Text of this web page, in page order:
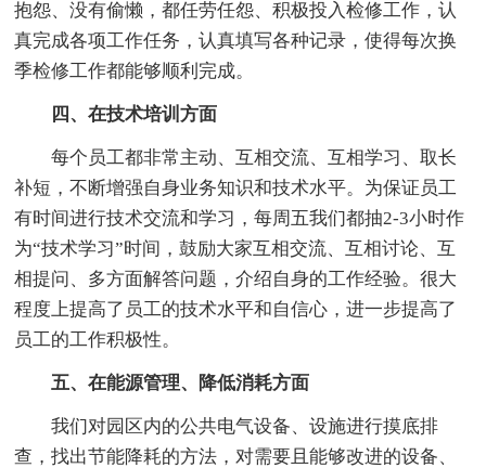
抱怨、没有偷懒，都任劳任怨、积极投入检修工作，认
真完成各项工作任务，认真填写各种记录，使得每次换
季检修工作都能够顺利完成。
四、在技术培训方面
每个员工都非常主动、互相交流、互相学习、取长
补短，不断增强自身业务知识和技术水平。为保证员工
有时间进行技术交流和学习，每周五我们都抽2-3小时作
为“技术学习”时间，鼓励大家互相交流、互相讨论、互
相提问、多方面解答问题，介绍自身的工作经验。很大
程度上提高了员工的技术水平和自信心，进一步提高了
员工的工作积极性。
五、在能源管理、降低消耗方面
我们对园区内的公共电气设备、设施进行摸底排
查，找出节能降耗的方法，对需要且能够改进的设备、